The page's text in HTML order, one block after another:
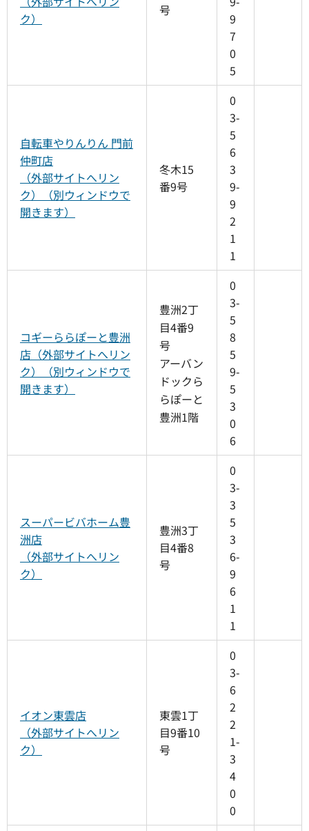
ク）
号
9
7
0
5
自転車やりんりん 門前
仲町店
（外部サイトへリン
ク）（別ウィンドウで
開きます）
冬木15
番9号
0
3-
5
6
3
9-
9
2
1
1
コギーららぽーと豊洲
店（外部サイトへリン
ク）（別ウィンドウで
開きます）
豊洲2丁
目4番9
号
アーバン
ドックら
らぽーと
豊洲1階
0
3-
5
8
5
9-
5
3
0
6
スーパービバホーム豊
洲店
（外部サイトへリン
ク）
豊洲3丁
目4番8
号
0
3-
3
5
3
6-
9
6
1
1
イオン東雲店
（外部サイトへリン
ク）
東雲1丁
目9番10
号
0
3-
6
2
2
1-
3
4
0
0